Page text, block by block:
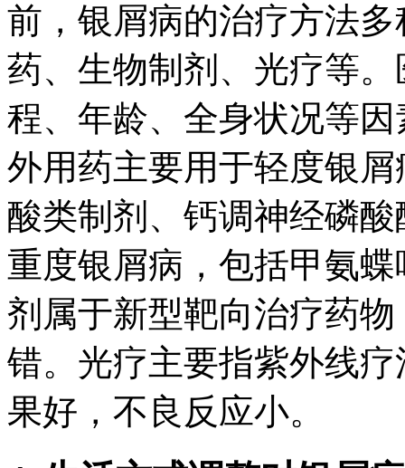
前，银屑病的治疗方法
药、生物制剂、光疗等
程、年龄、全身状况等
外用药主要用于轻度银
酸类制剂、钙调神经磷
重度银屑病，包括甲氨
剂属于新型靶向治疗药
错。光疗主要指紫外线
果好，不良反应小。